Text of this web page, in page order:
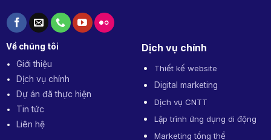
Về chúng tôi
Giới thiệu
Dịch vụ chính
Dự án đã thực hiện
Tin tức
Liên hệ
Dịch vụ chính
Thiết kế website
Digital marketing
Dịch vụ CNTT
Lập trình ứng dụng di động
Marketing tổng thể